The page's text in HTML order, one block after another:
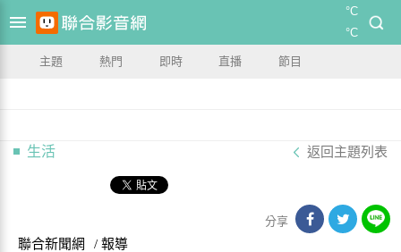
°C
°C
主題 熱門 即時 直播 節目
生活 返回主題列表
分享
聯合新聞網 / 報導